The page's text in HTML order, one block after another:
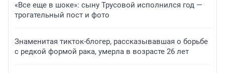
«Все еще в шоке»: сыну Трусовой исполнился год —
трогательный пост и фото
Знаменитая тикток-блогер, рассказывавшая о борьбе
с редкой формой рака, умерла в возрасте 26 лет